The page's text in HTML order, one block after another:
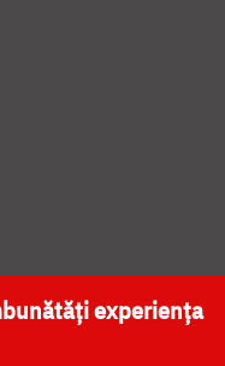
experiența